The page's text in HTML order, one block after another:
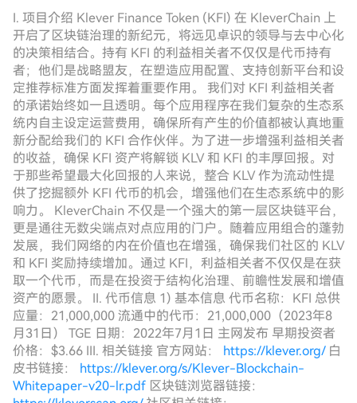
I. 项目介绍 Klever Finance Token (KFI) 在 KleverChain 上
开启了区块链治理的新纪元，将远见卓识的领导与去中心化
的决策相结合。持有 KFI 的利益相关者不仅仅是代币持有
者；他们是战略盟友，在塑造应用配置、支持创新平台和设
定推荐标准方面发挥着重要作用。 我们对 KFI 利益相关者
的承诺始终如一且透明。每个应用程序在我们复杂的生态系
统内自主设定运营费用，确保所有产生的价值都被认真地重
新分配给我们的 KFI 合作伙伴。为了进一步增强利益相关者
的收益，确保 KFI 资产将解锁 KLV 和 KFI 的丰厚回报。对
于那些希望最大化回报的人来说，整合 KLV 作为流动性提
供了挖掘额外 KFI 代币的机会，增强他们在生态系统中的影
响力。 KleverChain 不仅是一个强大的第一层区块链平台，
更是通往无数尖端点对点应用的门户。随着应用组合的蓬勃
发展，我们网络的内在价值也在增强，确保我们社区的 KLV
和 KFI 奖励持续增加。通过 KFI，利益相关者不仅仅是在获
取一个代币，而是在投资于结构化治理、前瞻性发展和增值
资产的愿景。 II. 代币信息 1) 基本信息 代币名称：KFI 总供
应量：21,000,000 流通中的代币：21,000,000（2023年8
月31日） TGE 日期：2022年7月1日 主网发布 早期投资者
价格：$3.66 III. 相关链接 官方网站： https://klever.org/白
皮书链接： https://klever.org/s/Klever-Blockchain-
Whitepaper-v20-lr.pdf 区块链浏览器链接：